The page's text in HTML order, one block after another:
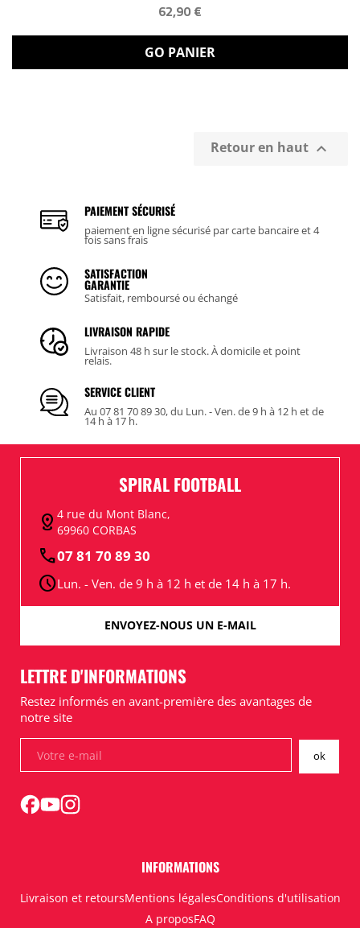
62,90 €
GO PANIER
Retour en haut 
PAIEMENT SÉCURISÉ
paiement en ligne sécurisé par carte bancaire et 4
fois sans frais
SATISFACTION
GARANTIE
Satisfait, remboursé ou échangé
LIVRAISON RAPIDE
Livraison 48 h sur le stock. À domicile et point
relais.
SERVICE CLIENT
Au 07 81 70 89 30, du Lun. - Ven. de 9 h à 12 h et de
14 h à 17 h.
SPIRAL FOOTBALL
distance 4 rue du Mont Blanc,
69960 CORBAS
call07 81 70 89 30
scheduleLun. - Ven. de 9 h à 12 h et de 14 h à 17 h.
ENVOYEZ-NOUS UN E-MAIL
INFORMATIONS
Livraison et retoursMentions légalesConditions d'utilisation
A proposFAQ
LETTRE D'INFORMATIONS
Restez informés en avant-première des avantages de
notre site